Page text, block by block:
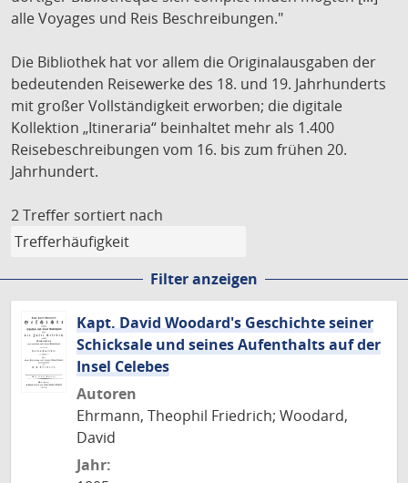
alle Voyages und Reis Beschreibungen."
Die Bibliothek hat vor allem die Originalausgaben der
bedeutenden Reisewerke des 18. und 19. Jahrhunderts
mit großer Vollständigkeit erworben; die digitale
Kollektion „Itineraria“ beinhaltet mehr als 1.400
Reisebeschreibungen vom 16. bis zum frühen 20.
Jahrhundert.
2 Treffer sortiert nach
Filter anzeigen
Kapt. David Woodard's Geschichte seiner
Schicksale und seines Aufenthalts auf der
Insel Celebes
Autoren
Ehrmann, Theophil Friedrich; Woodard,
David
Jahr: